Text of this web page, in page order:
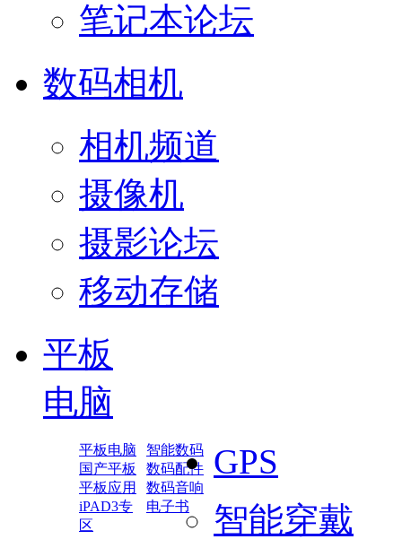
笔记本论坛
数码相机
相机频道
摄像机
摄影论坛
移动存储
平板
电脑
平板电脑
智能数码
国产平板
数码配件
平板应用
数码音响
iPAD3专
区
电子书
GPS
智能穿戴